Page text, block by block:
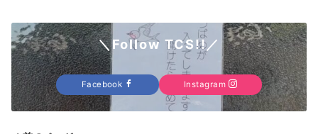
＼Follow TCS!!／
Facebook Instagram